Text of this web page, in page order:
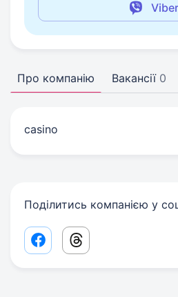
Viber
Про компанію Вакансії 0
casino
Поділитись компанією у
Facebook share link
Threads share link